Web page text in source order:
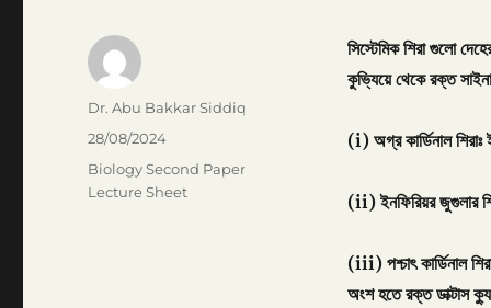
সিস্টেমিক শিরা গুলো
কুভ্যিয়ে থেকে রক্ত
(i) অগ্র কার্ডিনাল শিরাঃ
(ii)ইনফিরিয়র জুগুলার
(iii) পশ্চাৎ কার্ডিনাল
অংশ হতে রক্ত ডাক্টাস
Author
Dr. Abu Bakkar Siddiq
Posted
on
28/08/2024
Categories
Biology Second Paper
Lecture Sheet